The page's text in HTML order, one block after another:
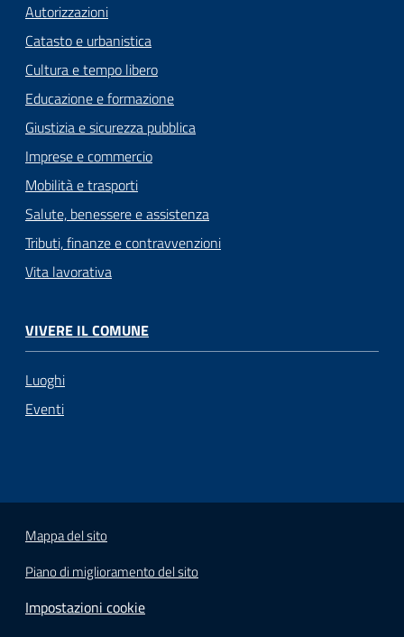
Autorizzazioni
Catasto e urbanistica
Cultura e tempo libero
Educazione e formazione
Giustizia e sicurezza pubblica
Imprese e commercio
Mobilità e trasporti
Salute, benessere e assistenza
Tributi, finanze e contravvenzioni
Vita lavorativa
VIVERE IL COMUNE
Luoghi
Eventi
Mappa del sito
Piano di miglioramento del sito
Impostazioni cookie